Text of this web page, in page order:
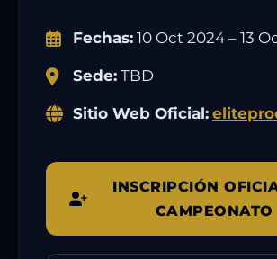
Fechas: 10 Oct 2024 – 13
Sede: TBD
Sitio Web Oficial:
INSCRIPCIÓN
CAMPEONATO